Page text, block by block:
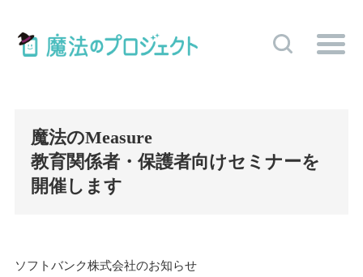
魔法のMeasure
教育関係者・保護者向けセミナーを
開催します
ソフトバンク株式会社のお知らせ